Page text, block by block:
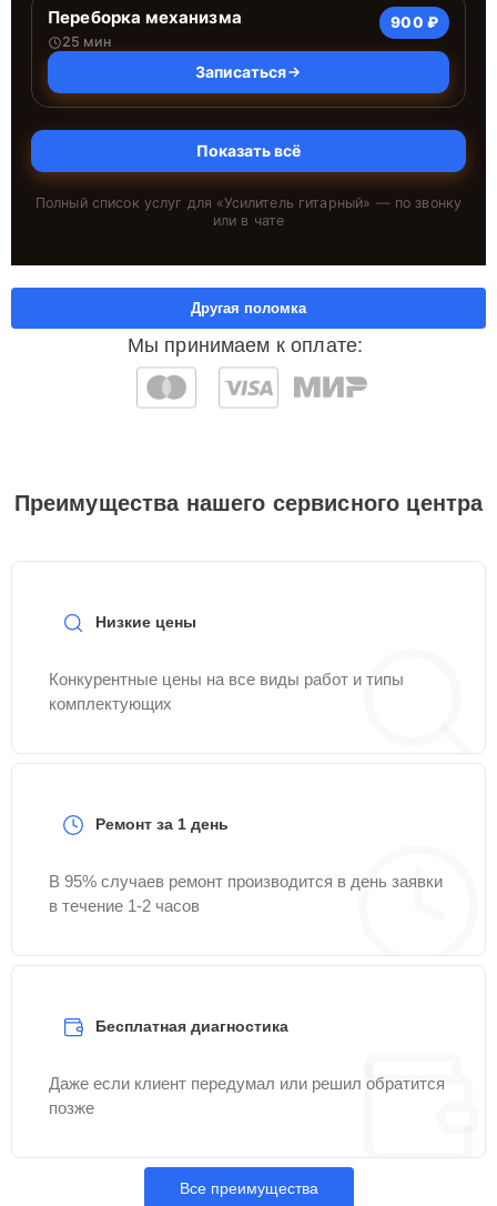
Переборка механизма
25 мин
900 ₽
Записаться
Показать всё
Полный список услуг для «Усилитель гитарный» — по звонку
или в чате
Мы принимаем к оплате:
Другая поломка
Преимущества нашего сервисного центра
Низкие цены
Конкурентные цены на все виды работ и типы
комплектующих
Ремонт за 1 день
В 95% случаев ремонт производится в день заявки
в течение 1-2 часов
Бесплатная диагностика
Даже если клиент передумал или решил обратится
позже
Все преимущества